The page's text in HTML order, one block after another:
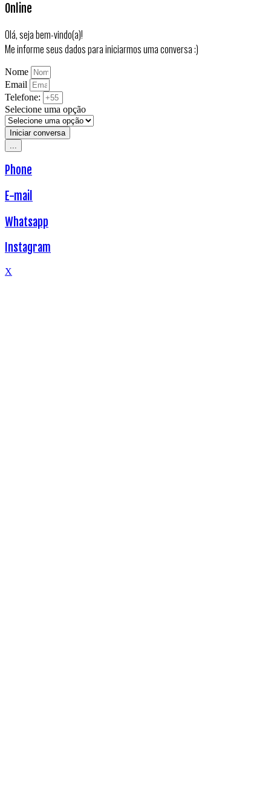
Online
Olá, seja bem-vindo(a)!
Me informe seus dados para iniciarmos uma conversa :)
Nome
Email
Telefone:
Selecione uma opção
Iniciar conversa
Phone
E-mail
Whatsapp
Instagram
X